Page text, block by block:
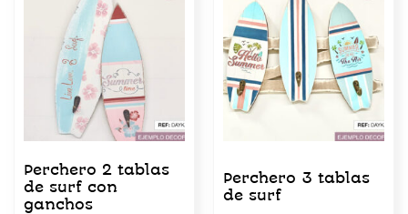
Perchero 2 tablas
de surf con
ganchos
Perchero 3 tablas
de surf